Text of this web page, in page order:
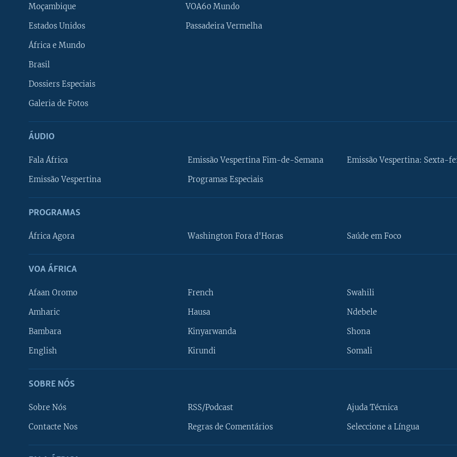
Moçambique
Estados Unidos
África e Mundo
Brasil
Dossiers Especiais
Galeria de Fotos
VOA60 Mundo
Passadeira Vermelha
ÁUDIO
Fala África
Emissão Vespertina
Emissão Vespertina Fim-de-Semana
Programas Especiais
Emissão Vespertina: Sexta-
PROGRAMAS
África Agora Washington Fora d'Horas Saúde em Foco
VOA ÁFRICA
Afaan Oromo
Amharic
Bambara
English
French
Hausa
Kinyarwanda
Kirundi
Swahili
Ndebele
Shona
Somali
SOBRE NÓS
Sobre Nós
Contacte Nos
RSS/Podcast
Regras de Comentários
Ajuda Técnica
Seleccione a Língua